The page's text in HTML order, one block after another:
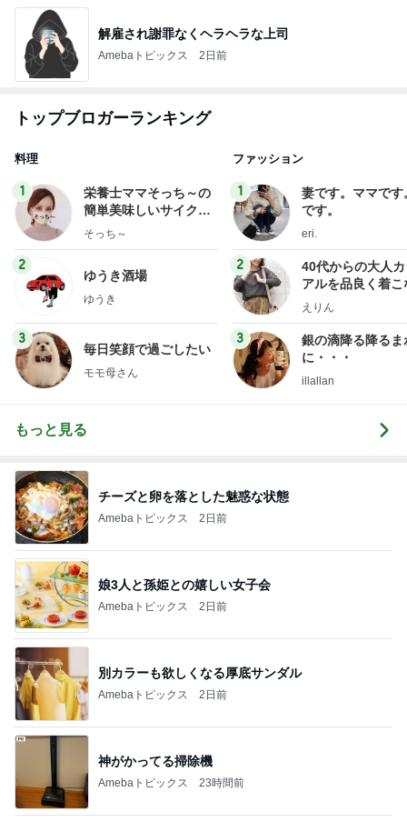
解雇され謝罪なくヘラヘラな上司
Amebaトピックス 2日前
トップブロガーランキング
料理
1
栄養士ママそっち～の
簡単美味しいサイクル
献立
そっち～
2
ゆうき酒場
ゆうき
3
毎日笑顔で過ごしたい
モモ母さん
ファッション
1
妻です。ママです
です。
eri.
2
40代からの大人
アルを品良く着こ
ファッションブロ
えりん
3
銀の滴降る降るま
に・・・
illallan
もっと見る
チーズと卵を落とした魅惑な状態
Amebaトピックス 2日前
娘3人と孫姫との嬉しい女子会
Amebaトピックス 2日前
別カラーも欲しくなる厚底サンダル
Amebaトピックス 2日前
神がかってる掃除機
Amebaトピックス 23時間前